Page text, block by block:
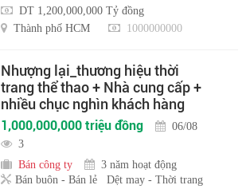
DT 1,200,000,000 Tỷ đồng
Thành phố HCM
1000000000
Nhượng lại_thương hiệu thời
trang thể thao + Nhà cung cấp +
nhiều chục nghìn khách hàng
1,000,000,000 triệu đồng
06/08
3
Bán công ty
3 năm hoạt động
Bán buôn - Bán lẻ
Dệt may - Thời trang